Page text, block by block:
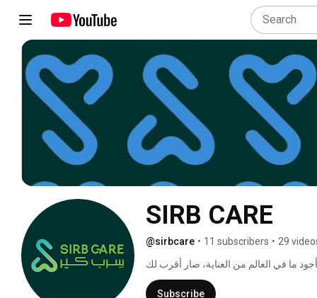
SIRB CARE
@sirbcare • 11 subscribers • 29
Subscribe